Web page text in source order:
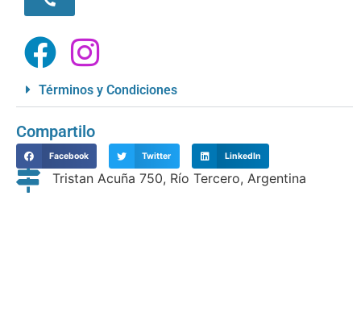
Términos y Condiciones
Compartilo
Facebook Twitter LinkedIn
Tristan Acuña 750, Río Tercero, Argentina